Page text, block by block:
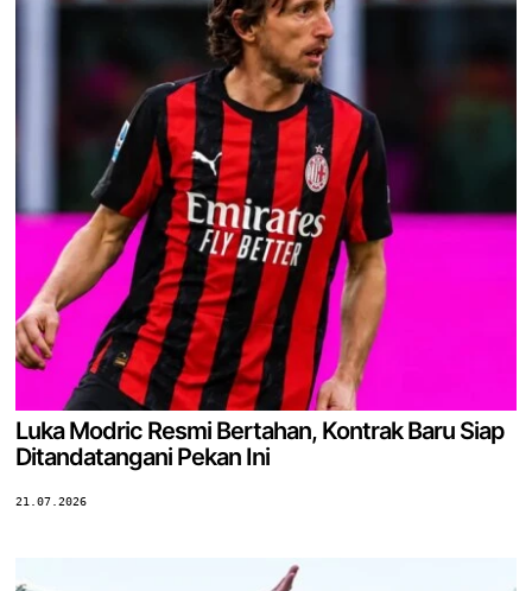
Luka Modric Resmi Bertahan, Kontrak Baru Siap
Ditandatangani Pekan Ini
21.07.2026